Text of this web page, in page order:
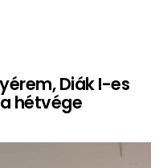
Diák I-es
hétvége